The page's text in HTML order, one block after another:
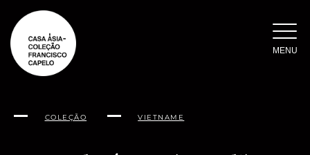
para
conteúdo
MENU
COLEÇÃO VIETNAME